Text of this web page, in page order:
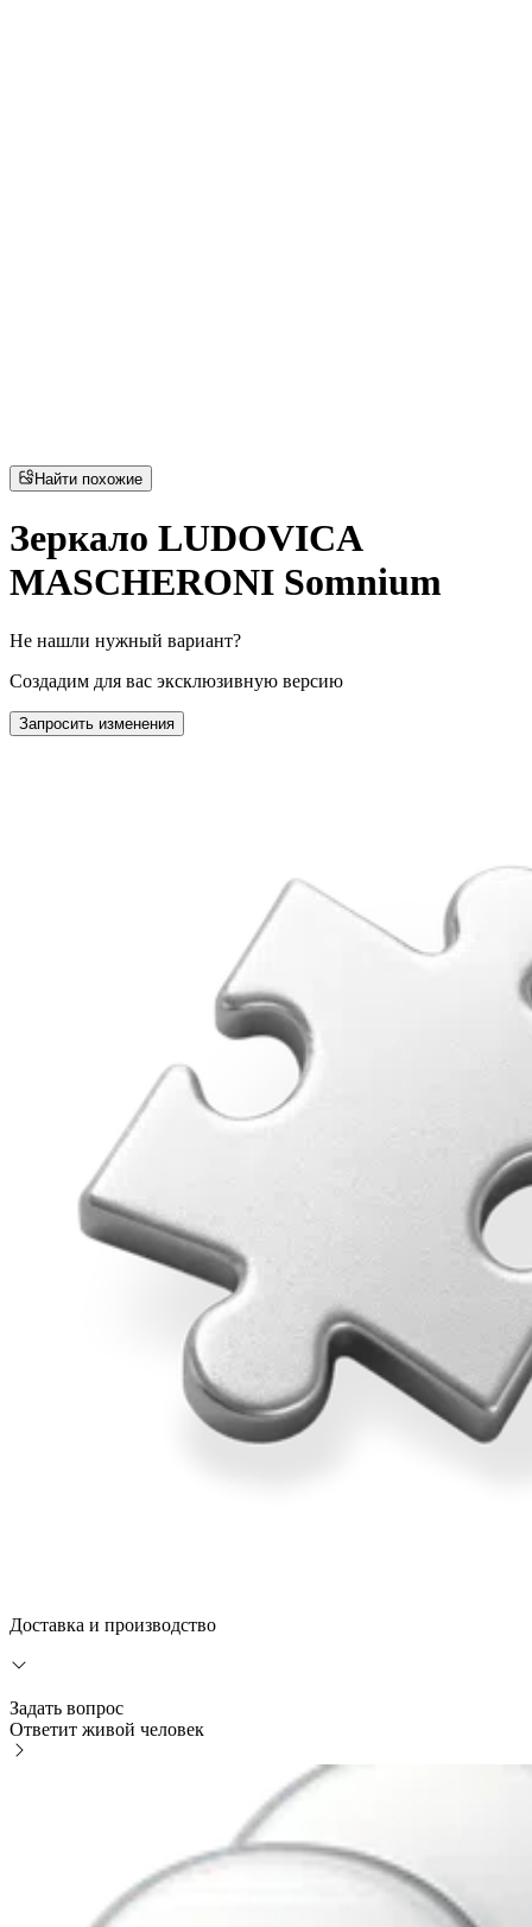
Найти похожие
Зеркало LUDOVICA
MASCHERONI Somnium
Не нашли нужный вариант?
Создадим для вас эксклюзивную версию
Запросить изменения
Доставка и производство
Задать вопрос
Ответит живой человек